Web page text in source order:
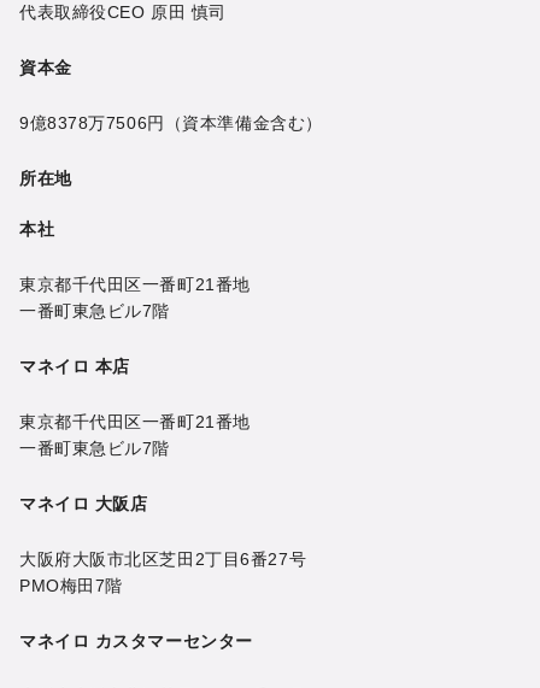
代表取締役CEO 原田 慎司
資本金
9億8378万7506円 （資本準備金含む）
所在地
本社
東京都千代田区一番町21番地
一番町東急ビル7階
マネイロ 本店
東京都千代田区一番町21番地
一番町東急ビル7階
マネイロ 大阪店
大阪府大阪市北区芝田2丁目6番27号
PMO梅田7階
マネイロ カスタマーセンター